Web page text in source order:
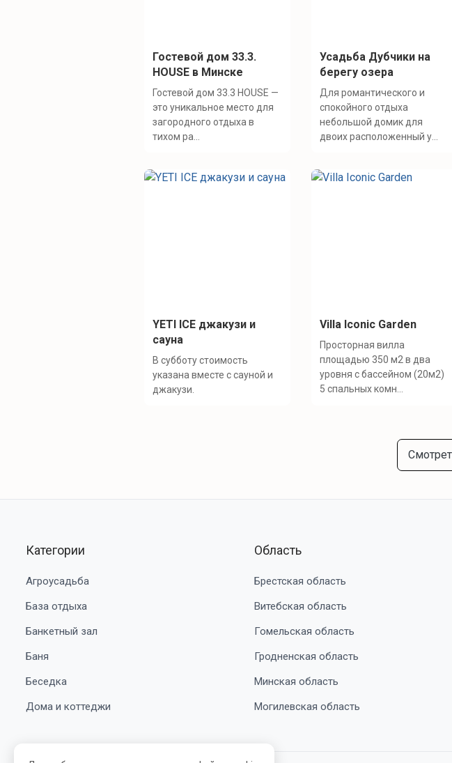
Гостевой дом 33.3.
HOUSE в Минске
Гостевой дом 33.3 HOUSE —
это уникальное место для
загородного отдыха в
тихом ра...
Усадьба Дубчики на
берегу озера
Для романтического и
спокойного отдыха
небольшой домик для
двоих расположенный у...
YETI ICE джакузи и
сауна
В субботу стоимость
указана вместе с сауной и
джакузи.
Villa Iconic Garden
Просторная вилла
площадью 350 м2 в два
уровня с бассейном (20м2)
5 спальных комн...
Категории
Агроусадьба
База отдыха
Банкетный зал
Баня
Беседка
Дома и коттеджи
Область
Брестская область
Витебская область
Гомельская область
Гродненская область
Минская область
Могилевская область